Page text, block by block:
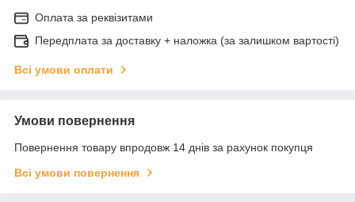
Оплата за реквізитами
Передплата за доставку + наложка (за залишком вартості)
Всі умови оплати
Умови повернення
Повернення товару впродовж 14 днів за рахунок покупця
Всі умови повернення